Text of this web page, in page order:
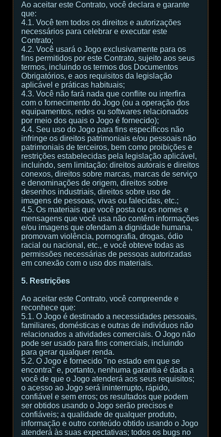
Ao aceitar este Contrato, você declara e garante
que:
4.1. Você tem todos os direitos e autorizações
necessários para celebrar e executar este
Contrato;
4.2. Você usará o Jogo exclusivamente para os
fins permitidos por este Contrato, sujeito aos seus
termos, incluindo os termos dos Documentos
Obrigatórios, e aos requisitos da legislação
aplicável e práticas habituais;
4.3. Você não fará nada que conflite ou interfira
com o fornecimento do Jogo (ou a operação dos
equipamentos, redes ou softwares relacionados
por meio dos quais o Jogo é fornecido);
4.4. Seu uso do Jogo para fins específicos não
infringe os direitos patrimoniais e/ou pessoais não
patrimoniais de terceiros, bem como proibições e
restrições estabelecidas pela legislação aplicável,
incluindo, sem limitação: direitos autorais e direitos
conexos, direitos sobre marcas, marcas de serviço
e denominações de origem, direitos sobre
desenhos industriais, direitos sobre uso de
imagens de pessoas, vivas ou falecidas, etc.;
4.5. Os materiais que você posta ou os nomes e
mensagens que você usa não contêm informações
e/ou imagens que ofendam a dignidade humana,
promovam violência, pornografia, drogas, ódio
racial ou nacional, etc., e você obteve todas as
permissões necessárias de pessoas autorizadas
em conexão com o uso dos materiais.
5. Restrições
Ao aceitar este Contrato, você compreende e
reconhece que:
5.1. O Jogo é destinado a necessidades pessoais,
familiares, domésticas e outras de indivíduos não
relacionados a atividades comerciais. O Jogo não
pode ser usado para fins comerciais, incluindo
para gerar qualquer renda.
5.2. O Jogo é fornecido "no estado em que se
encontra" e, portanto, nenhuma garantia é dada a
você de que o Jogo atenderá aos seus requisitos;
o acesso ao Jogo será ininterrupto, rápido,
confiável e sem erros; os resultados que podem
ser obtidos usando o Jogo serão precisos e
confiáveis; a qualidade de qualquer produto,
informação e outro conteúdo obtido usando o Jogo
atenderá às suas expectativas; todos os bugs no